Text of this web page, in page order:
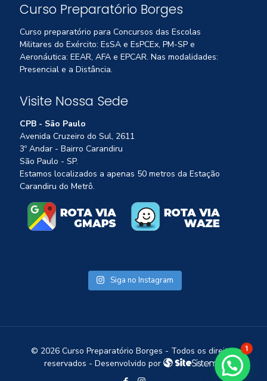
Curso Preparatório Borges
Curso preparatório para Concursos das Escolas
Militares do Exército: EsSA e EsPCEx, PM-SP e
Aeronáutica: EEAR, AFA e EPCAR. Nas modalidades:
Presencial e a Distância.
Visite Nossa Sede
CPB - São Paulo
Avenida Cruzeiro do Sul, 2611
3º Andar - Bairro Carandiru
São Paulo - SP.
Estamos localizados a apenas 50 metros da Estação
Carandiru do Metrô.
Siga no Instagram
© 2026 Curso Preparatório Borges - Todos os direitos
reservados - Desenvolvido por
1